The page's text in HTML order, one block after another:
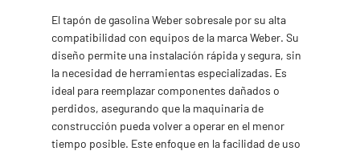
El tapón de gasolina Weber sobresale por su alta
compatibilidad con equipos de la marca Weber. Su
diseño permite una instalación rápida y segura, sin
la necesidad de herramientas especializadas. Es
ideal para reemplazar componentes dañados o
perdidos, asegurando que la maquinaria de
construcción pueda volver a operar en el menor
tiempo posible. Este enfoque en la facilidad de uso